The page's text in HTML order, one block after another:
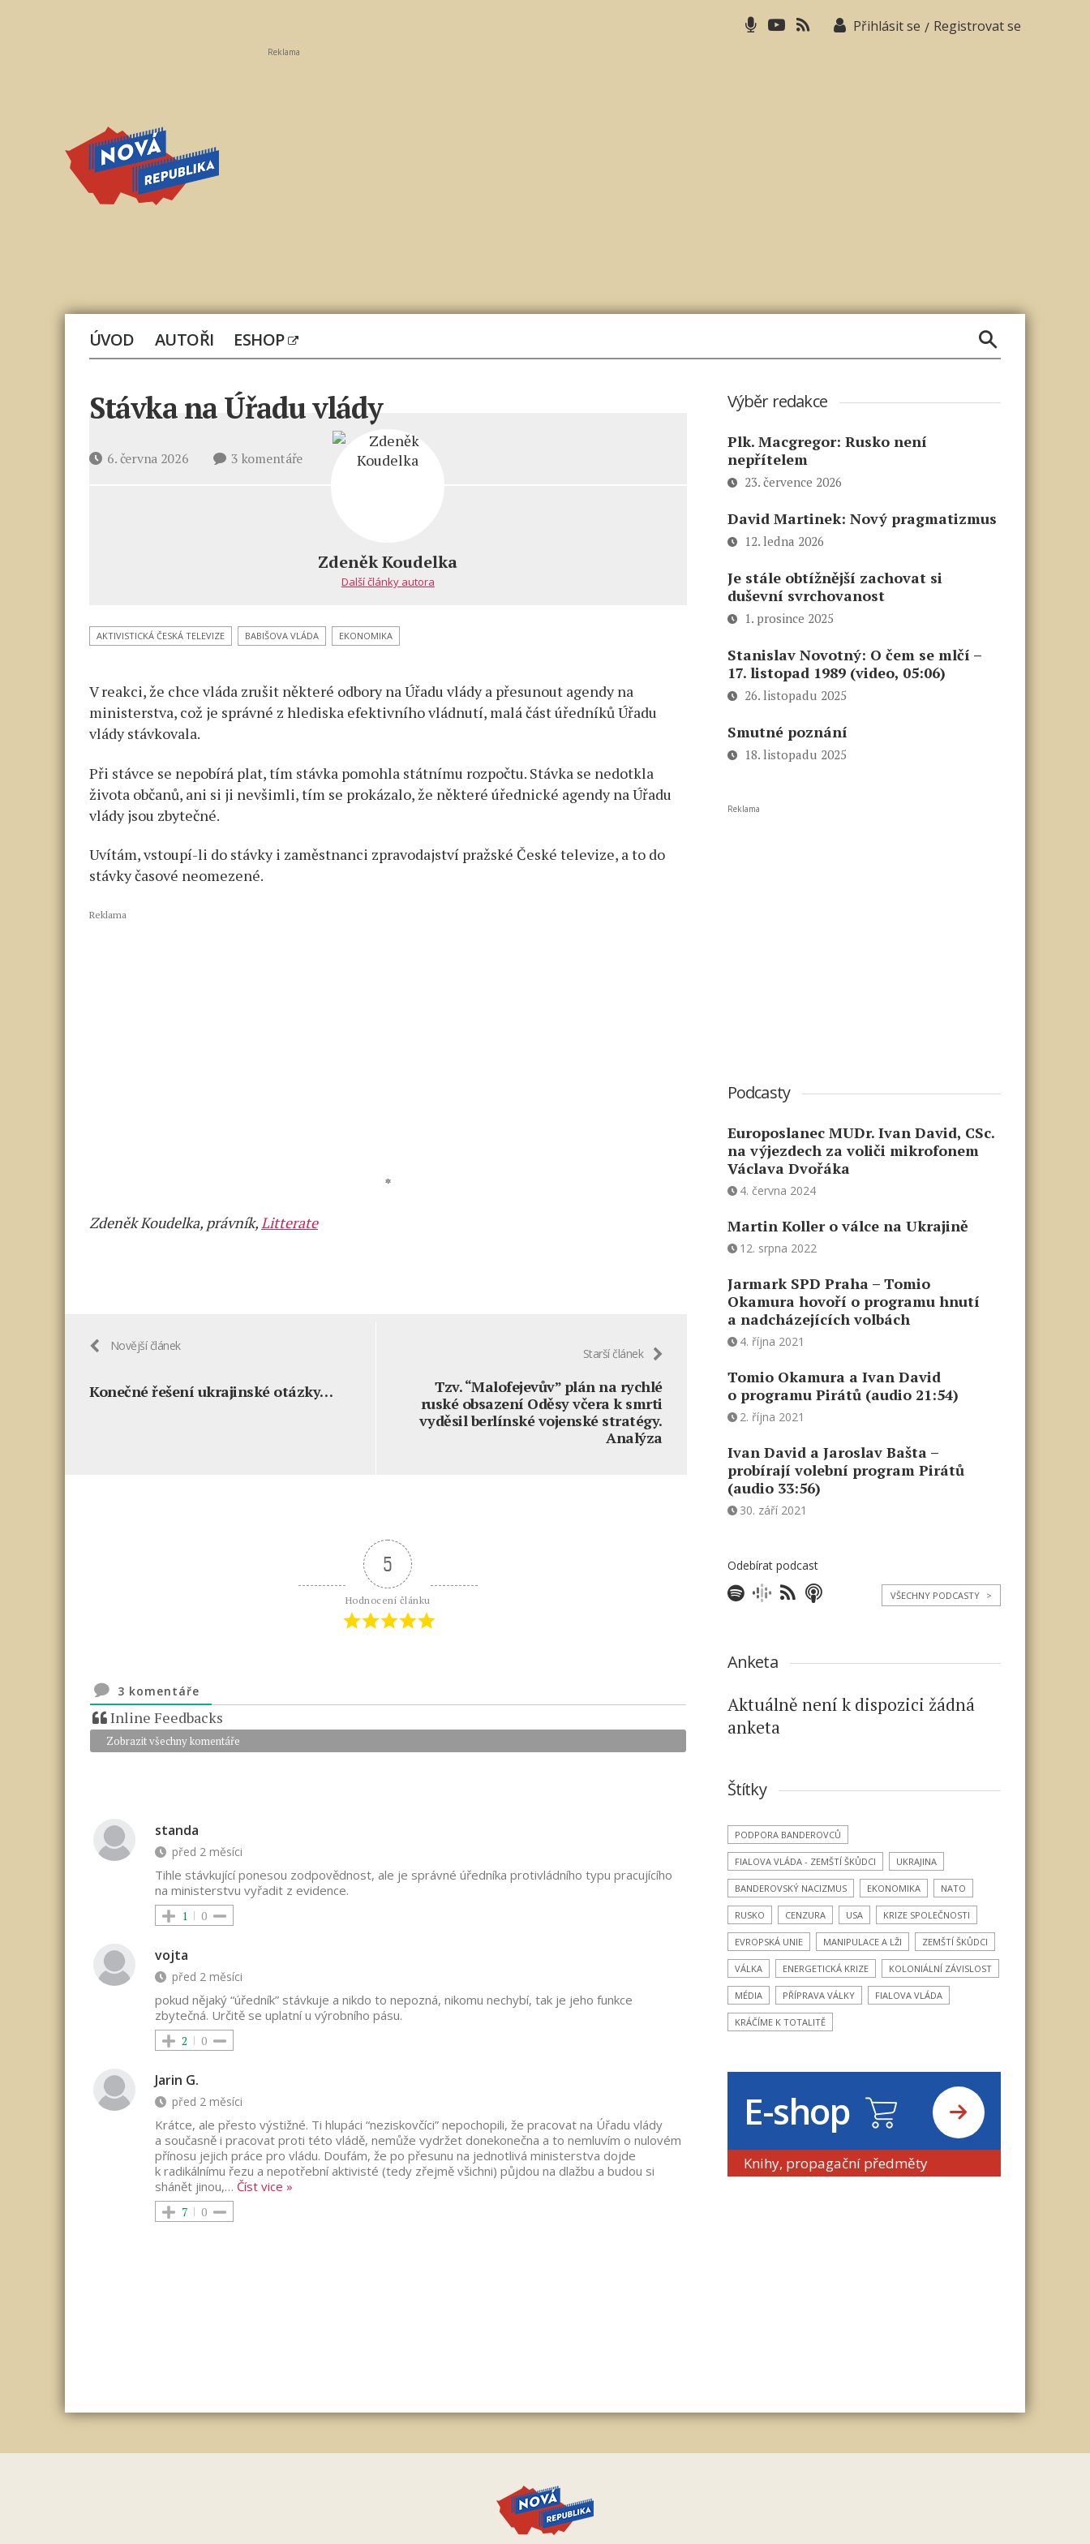
Přihlásit se / Registrovat se
Reklama
ÚVOD AUTOŘI ESHOP
Stávka na Úřadu vlády
Datum6. června 2026 3 komentářeu
Zdeněk Koudelka
Další články autora
AKTIVISTICKÁ ČESKÁ TELEVIZE BABIŠOVA VLÁDA EKONOMIKA
V reakci, že chce vláda zrušit některé odbory na Úřadu vlády a přesunout agendy na
ministerstva, což je správné z hlediska efektivního vládnutí, malá část úředníků Úřadu
vlády stávkovala.
Při stávce se nepobírá plat, tím stávka pomohla státnímu rozpočtu. Stávka se nedotkla
života občanů, ani si ji nevšimli, tím se prokázalo, že některé úřednické agendy na Úřadu
vlády jsou zbytečné.
Uvítám, vstoupí-li do stávky i zaměstnanci zpravodajství pražské České televize, a to do
stávky časové neomezené.
Reklama
*
Zdeněk Koudelka, právník,Litterate
Novější článek
Konečné řešení ukrajinské otázky…
Starší článek
Tzv. “Malofejevův” plán na rychlé
ruské obsazení Oděsy včera k smrti
vyděsil berlínské vojenské stratégy.
Analýza
5
Hodnocení článku
3 komentáře
Inline Feedbacks
Zobrazit všechny komentáře
standa
před 2 měsíci
Tihle stávkující ponesou zodpovědnost, ale je správné úředníka protivládního typu pracujícího
na ministerstvu vyřadit z evidence.
1 0
vojta
před 2 měsíci
pokud nějaký “úředník” stávkuje a nikdo to nepozná, nikomu nechybí, tak je jeho funkce
zbytečná. Určitě se uplatní u výrobního pásu.
2 0
Jarin G.
před 2 měsíci
Krátce, ale přesto výstižné. Ti hlupáci “neziskovčíci” nepochopili, že pracovat na Úřadu vlády
a současně i pracovat proti této vládě, nemůže vydržet donekonečna a to nemluvím o nulovém
přínosu jejich práce pro vládu. Doufám, že po přesunu na jednotlivá ministerstva dojde
k radikálnímu řezu a nepotřební aktivisté (tedy zřejmě všichni) půjdou na dlažbu a budou si
shánět jinou,… Číst vice »
7 0
Výběr redakce
Plk. Macgregor: Rusko není
nepřítelem
23. července 2026
David Martinek: Nový pragmatizmus
12. ledna 2026
Je stále obtížnější zachovat si
duševní svrchovanost
1. prosince 2025
Stanislav Novotný: O čem se mlčí –
17. listopad 1989 (video, 05:06)
26. listopadu 2025
Smutné poznání
18. listopadu 2025
Reklama
Podcasty
Europoslanec MUDr. Ivan David, CSc.
na výjezdech za voliči mikrofonem
Václava Dvořáka
4. června 2024
Martin Koller o válce na Ukrajině
12. srpna 2022
Jarmark SPD Praha – Tomio
Okamura hovoří o programu hnutí
a nadcházejících volbách
4. října 2021
Tomio Okamura a Ivan David
o programu Pirátů (audio 21:54)
2. října 2021
Ivan David a Jaroslav Bašta –
probírají volební program Pirátů
(audio 33:56)
30. září 2021
Odebírat podcast
VŠECHNY PODCASTY >
Anketa
Aktuálně není k dispozici žádná
anketa
Štítky
PODPORA BANDEROVCŮ
FIALOVA VLÁDA - ZEMŠTÍ ŠKŮDCI UKRAJINA
BANDEROVSKÝ NACIZMUS EKONOMIKA NATO
RUSKO CENZURA USA KRIZE SPOLEČNOSTI
EVROPSKÁ UNIE MANIPULACE A LŽI ZEMŠTÍ ŠKŮDCI
VÁLKA ENERGETICKÁ KRIZE KOLONIÁLNÍ ZÁVISLOST
MÉDIA PŘÍPRAVA VÁLKY FIALOVA VLÁDA
KRÁČÍME K TOTALITĚ
E-shop
Knihy, propagační předměty